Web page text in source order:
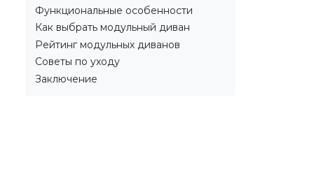
Функциональные особенности
Как выбрать модульный диван
Рейтинг модульных диванов
Советы по уходу
Заключение